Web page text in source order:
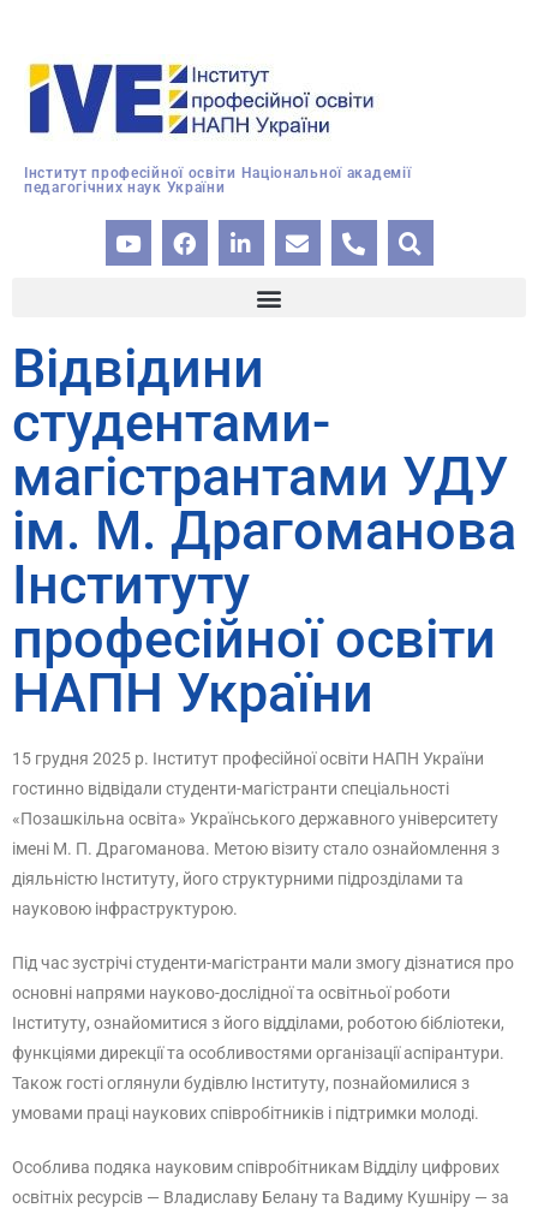
Інститут професійної освіти Національної академії
педагогічних наук України
Відвідини
студентами-
магістрантами УДУ
ім. М. Драгоманова
Інституту
професійної освіти
НАПН України
15 грудня 2025 р. Інститут професійної освіти НАПН України
гостинно відвідали студенти-магістранти спеціальності
«Позашкільна освіта» Українського державного університету
імені М. П. Драгоманова. Метою візиту стало ознайомлення з
діяльністю Інституту, його структурними підрозділами та
науковою інфраструктурою.
Під час зустрічі студенти-магістранти мали змогу дізнатися про
основні напрями науково-дослідної та освітньої роботи
Інституту, ознайомитися з його відділами, роботою бібліотеки,
функціями дирекції та особливостями організації аспірантури.
Також гості оглянули будівлю Інституту, познайомилися з
умовами праці наукових співробітників і підтримки молоді.
Особлива подяка науковим співробітникам Відділу цифрових
освітніх ресурсів — Владиславу Белану та Вадиму Кушніру — за